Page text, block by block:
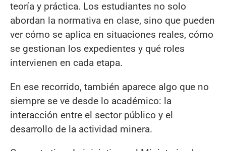
teoría y práctica. Los estudiantes no solo
abordan la normativa en clase, sino que pueden
ver cómo se aplica en situaciones reales, cómo
se gestionan los expedientes y qué roles
intervienen en cada etapa.
En ese recorrido, también aparece algo que no
siempre se ve desde lo académico: la
interacción entre el sector público y el
desarrollo de la actividad minera.